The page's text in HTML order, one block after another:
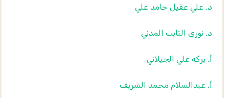
د. علي عقيل حامد علي
د. نوري الثابت المدني
أ. بركه علي الجيلاني
أ. عبدالسلام محمد الشريف